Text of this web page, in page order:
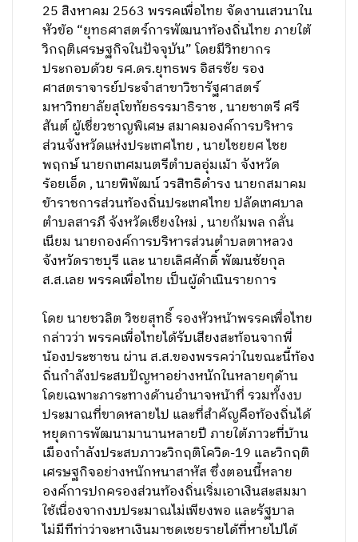
25 สิงหาคม 2563 พรรคเพื่อไทย จัดงานเสวนาใน
หัวข้อ “ยุทธศาสตร์การพัฒนาท้องถิ่นไทย ภายใต้
วิกฤติเศรษฐกิจในปัจจุบัน” โดยมีวิทยากร
ประกอบด้วย รศ.ดร.ยุทธพร อิสรชัย รอง
ศาสตราจารย์ประจำสาขาวิชารัฐศาสตร์
มหาวิทยาลัยสุโขทัยธรรมาธิราช , นายชาตรี ศรี
สันต์ ผู้เชี่ยวชาญพิเศษ สมาคมองค์การบริหาร
ส่วนจังหวัดแห่งประเทศไทย , นายไชยยศ ไชย
พฤกษ์ นายกเทศมนตรีตำบลอุ่มเม้า จังหวัด
ร้อยเอ็ด , นายพิพัฒน์ วรสิทธิดำรง นายกสมาคม
ข้าราชการส่วนท้องถิ่นประเทศไทย ปลัดเทศบาล
ตำบลสารภี จังหวัดเชียงใหม่ , นายกัมพล กลั่น
เนียม นายกองค์การบริหารส่วนตำบลตาหลวง
จังหวัดราชบุรี และ นายเลิศศักดิ์ พัฒนชัยกุล
ส.ส.เลย พรรคเพื่อไทย เป็นผู้ดำเนินรายการ
โดย นายชวลิต วิชยสุทธิ์ รองหัวหน้าพรรคเพื่อไทย
กล่าวว่า พรรคเพื่อไทยได้รับเสียงสะท้อนจากพี่
น้องประชาชน ผ่าน ส.ส.ของพรรคว่าในขณะนี้ท้อง
ถิ่นกำลังประสบปัญหาอย่างหนักในหลายๆด้าน
โดยเฉพาะภาระทางด้านอำนาจหน้าที่ รวมทั้งงบ
ประมาณที่ขาดหลายไป และที่สำคัญคือท้องถิ่นได้
หยุดการพัฒนามานานหลายปี ภายใต้ภาวะที่บ้าน
เมืองกำลังประสบภาวะวิกฤติโควิด-19 และวิกฤติ
เศรษฐกิจอย่างหนักหนาสาหัส ซึ่งตอนนี้หลาย
องค์การปกครองส่วนท้องถิ่นเริ่มเอาเงินสะสมมา
ใช้เนื่องจากงบประมาณไม่เพียงพอ และรัฐบาล
ไม่มีทีท่าว่าจะหาเงินมาชดเชยรายได้ที่หายไปได้